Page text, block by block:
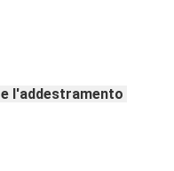
l'addestramento